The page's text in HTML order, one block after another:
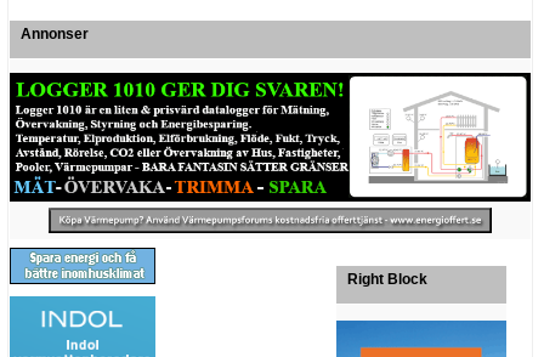
Annonser
Right Block